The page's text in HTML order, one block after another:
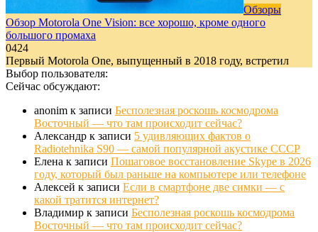
Обзоры
Обзор Motorola One Vision: все хорошо, кроме одного
большого промаха
0424
Первый Motorola One, выпущенный в 2018 году, встретил
Выбор пользователя:
Сейчас обсуждают:
anonim к записи Бесполезная роскошь космодрома
Восточный — что там происходит сейчас?
Александр к записи 5 удивляющих фактов о
Radiotehnika S90 — самой популярной акустике СССР
Елена к записи Пошаговое восстановление Skype в 2026
году, который был раньше на компьютере или телефоне
Алексей к записи Если в смартфоне две симки — с
какой тратится интернет?
Владимир к записи Бесполезная роскошь космодрома
Восточный — что там происходит сейчас?